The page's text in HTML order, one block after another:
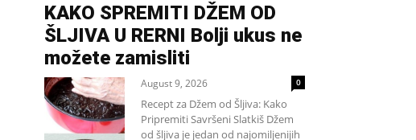
KAKO SPREMITI DŽEM OD
ŠLJIVA U RERNI Bolji ukus ne
možete zamisliti
August 9, 2026 0
Recept za Džem od Šljiva: Kako
Pripremiti Savršeni Slatkiš Džem
od šljiva je jedan od najomiljenijih